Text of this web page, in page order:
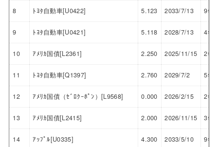
8 ﾄﾖﾀ自動車[U0422] 5.123 2033/7/13 9年
9 ﾄﾖﾀ自動車[U0421] 5.118 2028/7/13 4年
10 ｱﾒﾘｶ国債[L2361] 2.250 2025/11/15 2年
11 ﾄﾖﾀ自動車[Q1397] 2.760 2029/7/2 5年
12 ｱﾒﾘｶ国債（ｾﾞﾛｸｰﾎﾟﾝ）[L9568] 0.000 2026/2/15 2年
13 ｱﾒﾘｶ国債[L2415] 2.000 2026/11/15 3年
14 ｱｯﾌﾟﾙ[U0335] 4.300 2033/5/10 9年